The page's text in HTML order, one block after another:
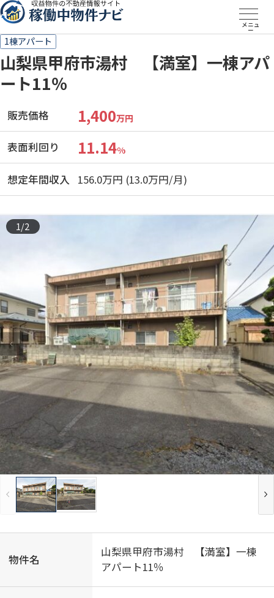
メニュ
ー
1棟アパート
山梨県甲府市湯村 【満室】一棟アパ
ート11％
販売価格 1,400万円
表面利回り 11.14%
想定年間収入 156.0万円 (13.0万円/月)
1/2
物件名
山梨県甲府市湯村 【満室】一棟
アパート11％